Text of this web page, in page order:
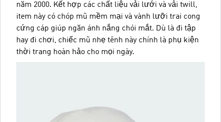
năm 2000. Kết hợp các chất liệu vải lưới và vải twill,
item này có chóp mũ mềm mại và vành lưỡi trai cong
cứng cáp giúp ngăn ánh nắng chói mắt. Dù là đi tập
hay đi chơi, chiếc mũ nhẹ tênh này chính là phụ kiện
thời trang hoàn hảo cho mọi ngày.